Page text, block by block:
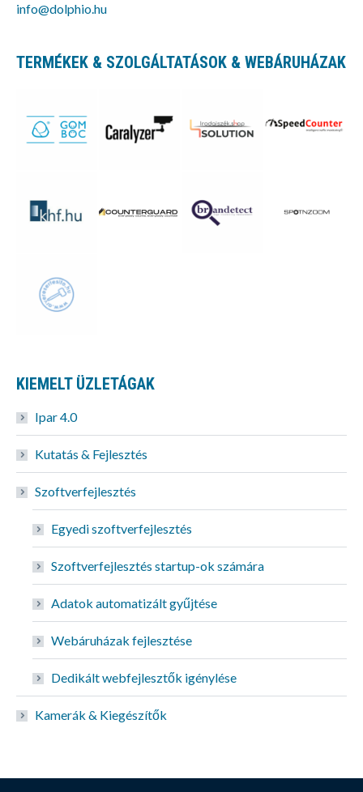
info@dolphio.hu
TERMÉKEK & SZOLGÁLTATÁSOK & WEBÁRUHÁZAK
KIEMELT ÜZLETÁGAK
Ipar 4.0
Kutatás & Fejlesztés
Szoftverfejlesztés
Egyedi szoftverfejlesztés
Szoftverfejlesztés startup-ok számára
Adatok automatizált gyűjtése
Webáruházak fejlesztése
Dedikált webfejlesztők igénylése
Kamerák & Kiegészítők